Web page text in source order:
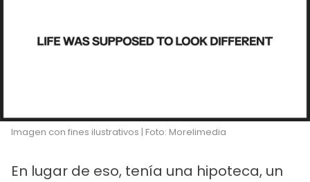
Imagen con fines ilustrativos | Foto: Morelimedia
En lugar de eso, tenía una hipoteca, un